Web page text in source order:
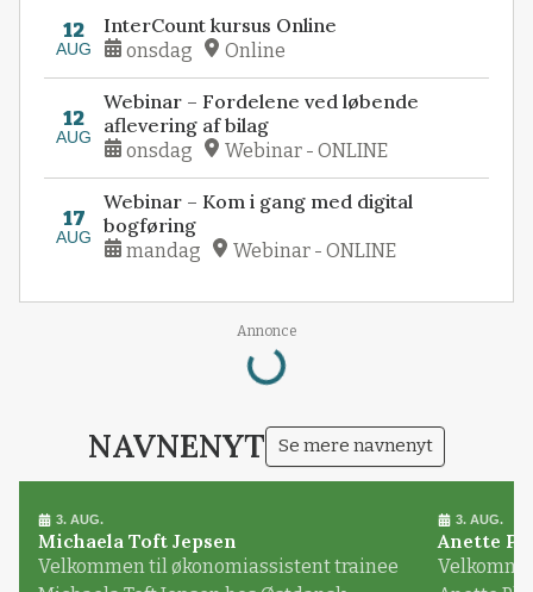
12
AUG
InterCount kursus Online
onsdag Online
12
AUG
Webinar – Fordelene ved løbende
aflevering af bilag
onsdag Webinar - ONLINE
17
AUG
Webinar – Kom i gang med digital
bogføring
mandag Webinar - ONLINE
Annonce
Loading...
NAVNENYT Se mere navnenyt
3. AUG.
Michaela Toft Jepsen
Velkommen til økonomiassistent trainee
3. AUG.
Anette